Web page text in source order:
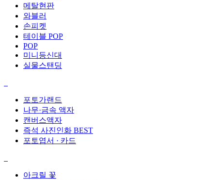
메탈현판
와블러
손피켓
테이블 POP
POP
미니등신대
실물스탠딩
포토가랜드
나무·금속 액자
캔버스액자
즉석 사진인화 BEST
포토엽서 · 카드
아크릴 꽃